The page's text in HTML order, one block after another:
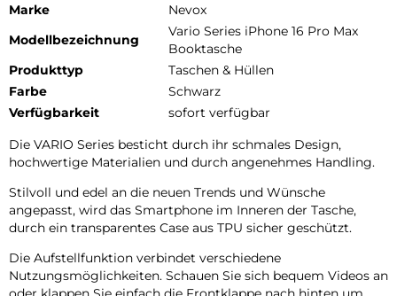
Marke
Nevox
Modellbezeichnung
Vario Series iPhone 16 Pro Max
Booktasche
Produkttyp
Taschen & Hüllen
Farbe
Schwarz
Verfügbarkeit
sofort verfügbar
Die VARIO Series besticht durch ihr schmales Design,
hochwertige Materialien und durch angenehmes Handling.
Stilvoll und edel an die neuen Trends und Wünsche
angepasst, wird das Smartphone im Inneren der Tasche,
durch ein transparentes Case aus TPU sicher geschützt.
Die Aufstellfunktion verbindet verschiedene
Nutzungsmöglichkeiten. Schauen Sie sich bequem Videos an